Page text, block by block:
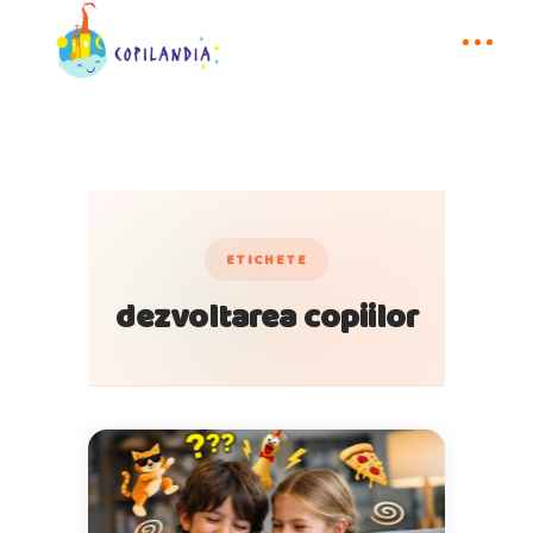
ETICHETE
dezvoltarea copiilor